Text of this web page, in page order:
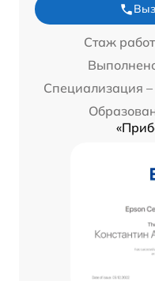
Стаж
Специализация –